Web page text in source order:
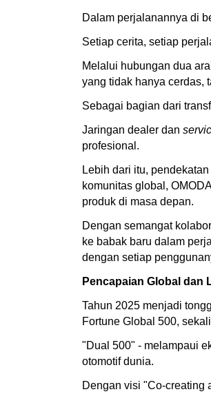
Dalam perjalanannya di
Setiap cerita, setiap
Melalui hubungan dua
yang tidak hanya cerdas,
Sebagai bagian dari
Jaringan dealer dan
profesional.
Lebih dari itu,
komunitas global,
produk di masa depan.
Dengan semangat
ke babak baru dalam
dengan setiap
Pencapaian Global dan
Tahun 2025 menjadi
Fortune Global 500,
"Dual 500" - melampaui
otomotif dunia.
Dengan visi "Co-creating